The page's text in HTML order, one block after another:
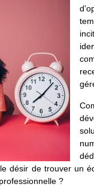
désir de trouver un
?